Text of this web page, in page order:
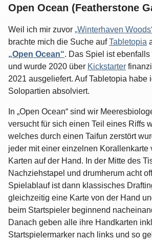
Open Ocean (Featherstone
Weil ich mir zuvor „Winterhaven
brachte mich die Suche aufTabletopia
„Open Ocean“. Das Spiel ist
und wurde 2020 über Kickstarter
2021 ausgeliefert. Auf Tabletopia habe
Solopartien absolviert.
In „Open Ocean“ sind wir
versucht für sich einen Teil eines Riffs
welches durch einen Taifun zerstört
jeder mit einer einzelnen Korallenkarte
Karten auf der Hand. In der Mitte des
Nachziehstapel und drumherum acht
Spielablauf ist dann klassisches
gleichzeitig eine Karte von der Hand
beim Startspieler beginnend
Danach geben alle ihre Handkarten
Startspielermarker nach links und so